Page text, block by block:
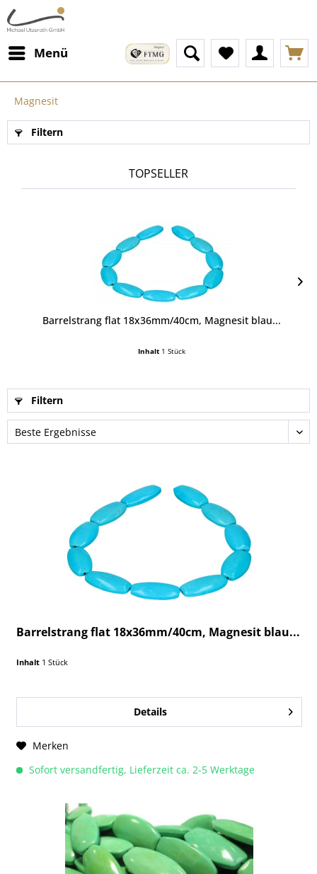
Menü
Magnesit
Filtern
TOPSELLER
Barrelstrang flat 18x36mm/40cm, Magnesit blau...
Inhalt 1 Stück
Filtern
Barrelstrang flat 18x36mm/40cm, Magnesit blau...
Inhalt 1 Stück
Details
Merken
Sofort versandfertig, Lieferzeit ca. 2-5 Werktage